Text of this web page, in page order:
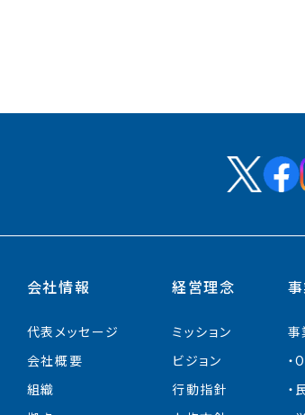
会社情報
代表メッセージ
会社概要
組織
経営理念
ミッション
ビジョン
行動指針
事